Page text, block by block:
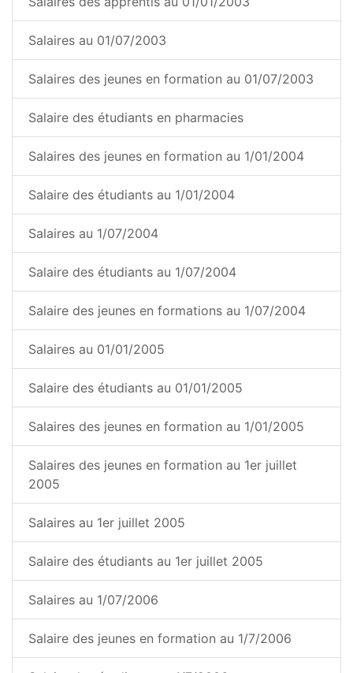
Salaires au 01/07/2003
Salaires des jeunes en formation au 01/07/2003
Salaire des étudiants en pharmacies
Salaires des jeunes en formation au 1/01/2004
Salaire des étudiants au 1/01/2004
Salaires au 1/07/2004
Salaire des étudiants au 1/07/2004
Salaire des jeunes en formations au 1/07/2004
Salaires au 01/01/2005
Salaire des étudiants au 01/01/2005
Salaires des jeunes en formation au 1/01/2005
Salaires des jeunes en formation au 1er juillet
2005
Salaires au 1er juillet 2005
Salaire des étudiants au 1er juillet 2005
Salaires au 1/07/2006
Salaire des jeunes en formation au 1/7/2006